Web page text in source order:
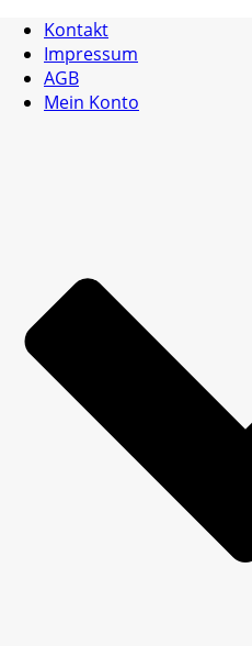
Kontakt
Impressum
AGB
Mein Konto